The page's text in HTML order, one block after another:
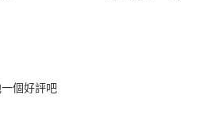
個好評吧